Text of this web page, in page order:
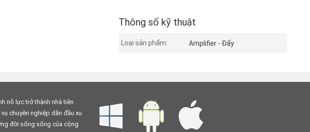
Thông số kỹ thuật
Loại sản phẩm: Amplifier - Đẩy
nỗ lực trở thành nhà tiên
chuyên nghiệp dẫn đầu xu
đời sống sống của cộng